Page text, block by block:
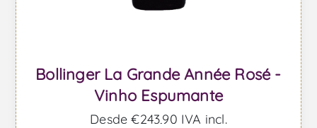
Bollinger La Grande Année Rosé -
Vinho Espumante
Desde €243,90 IVA incl.